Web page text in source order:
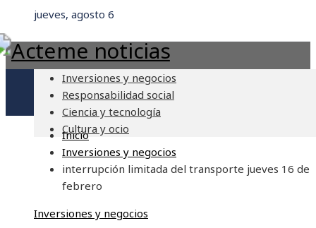
jueves, agosto 6
Inversiones y negocios
Responsabilidad social
Ciencia y tecnología
Cultura y ocio
Inicio
Inversiones y negocios
interrupción limitada del transporte jueves 16 de
febrero
Inversiones y negocios